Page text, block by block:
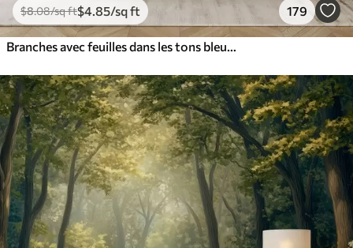
$8.08/sq ft$4 .85/sq ft 179